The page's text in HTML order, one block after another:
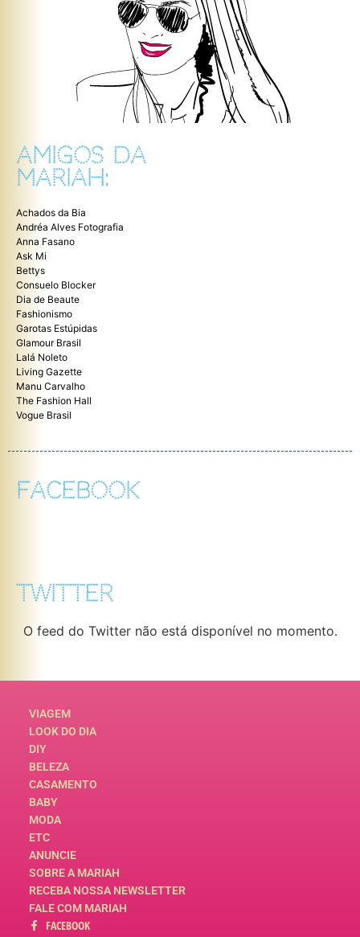
AMIGOS DA
MARIAH:
Achados da Bia
Andréa Alves Fotografia
Anna Fasano
Ask Mi
Bettys
Consuelo Blocker
Dia de Beaute
Fashionismo
Garotas Estúpidas
Glamour Brasil
Lalá Noleto
Living Gazette
Manu Carvalho
The Fashion Hall
Vogue Brasil
FACEBOOK
TWITTER
O feed do Twitter não está disponível no momento.
VIAGEM
LOOK DO DIA
DIY
BELEZA
CASAMENTO
BABY
MODA
ETC
ANUNCIE
SOBRE A MARIAH
RECEBA NOSSA NEWSLETTER
FALE COM MARIAH
FACEBOOK